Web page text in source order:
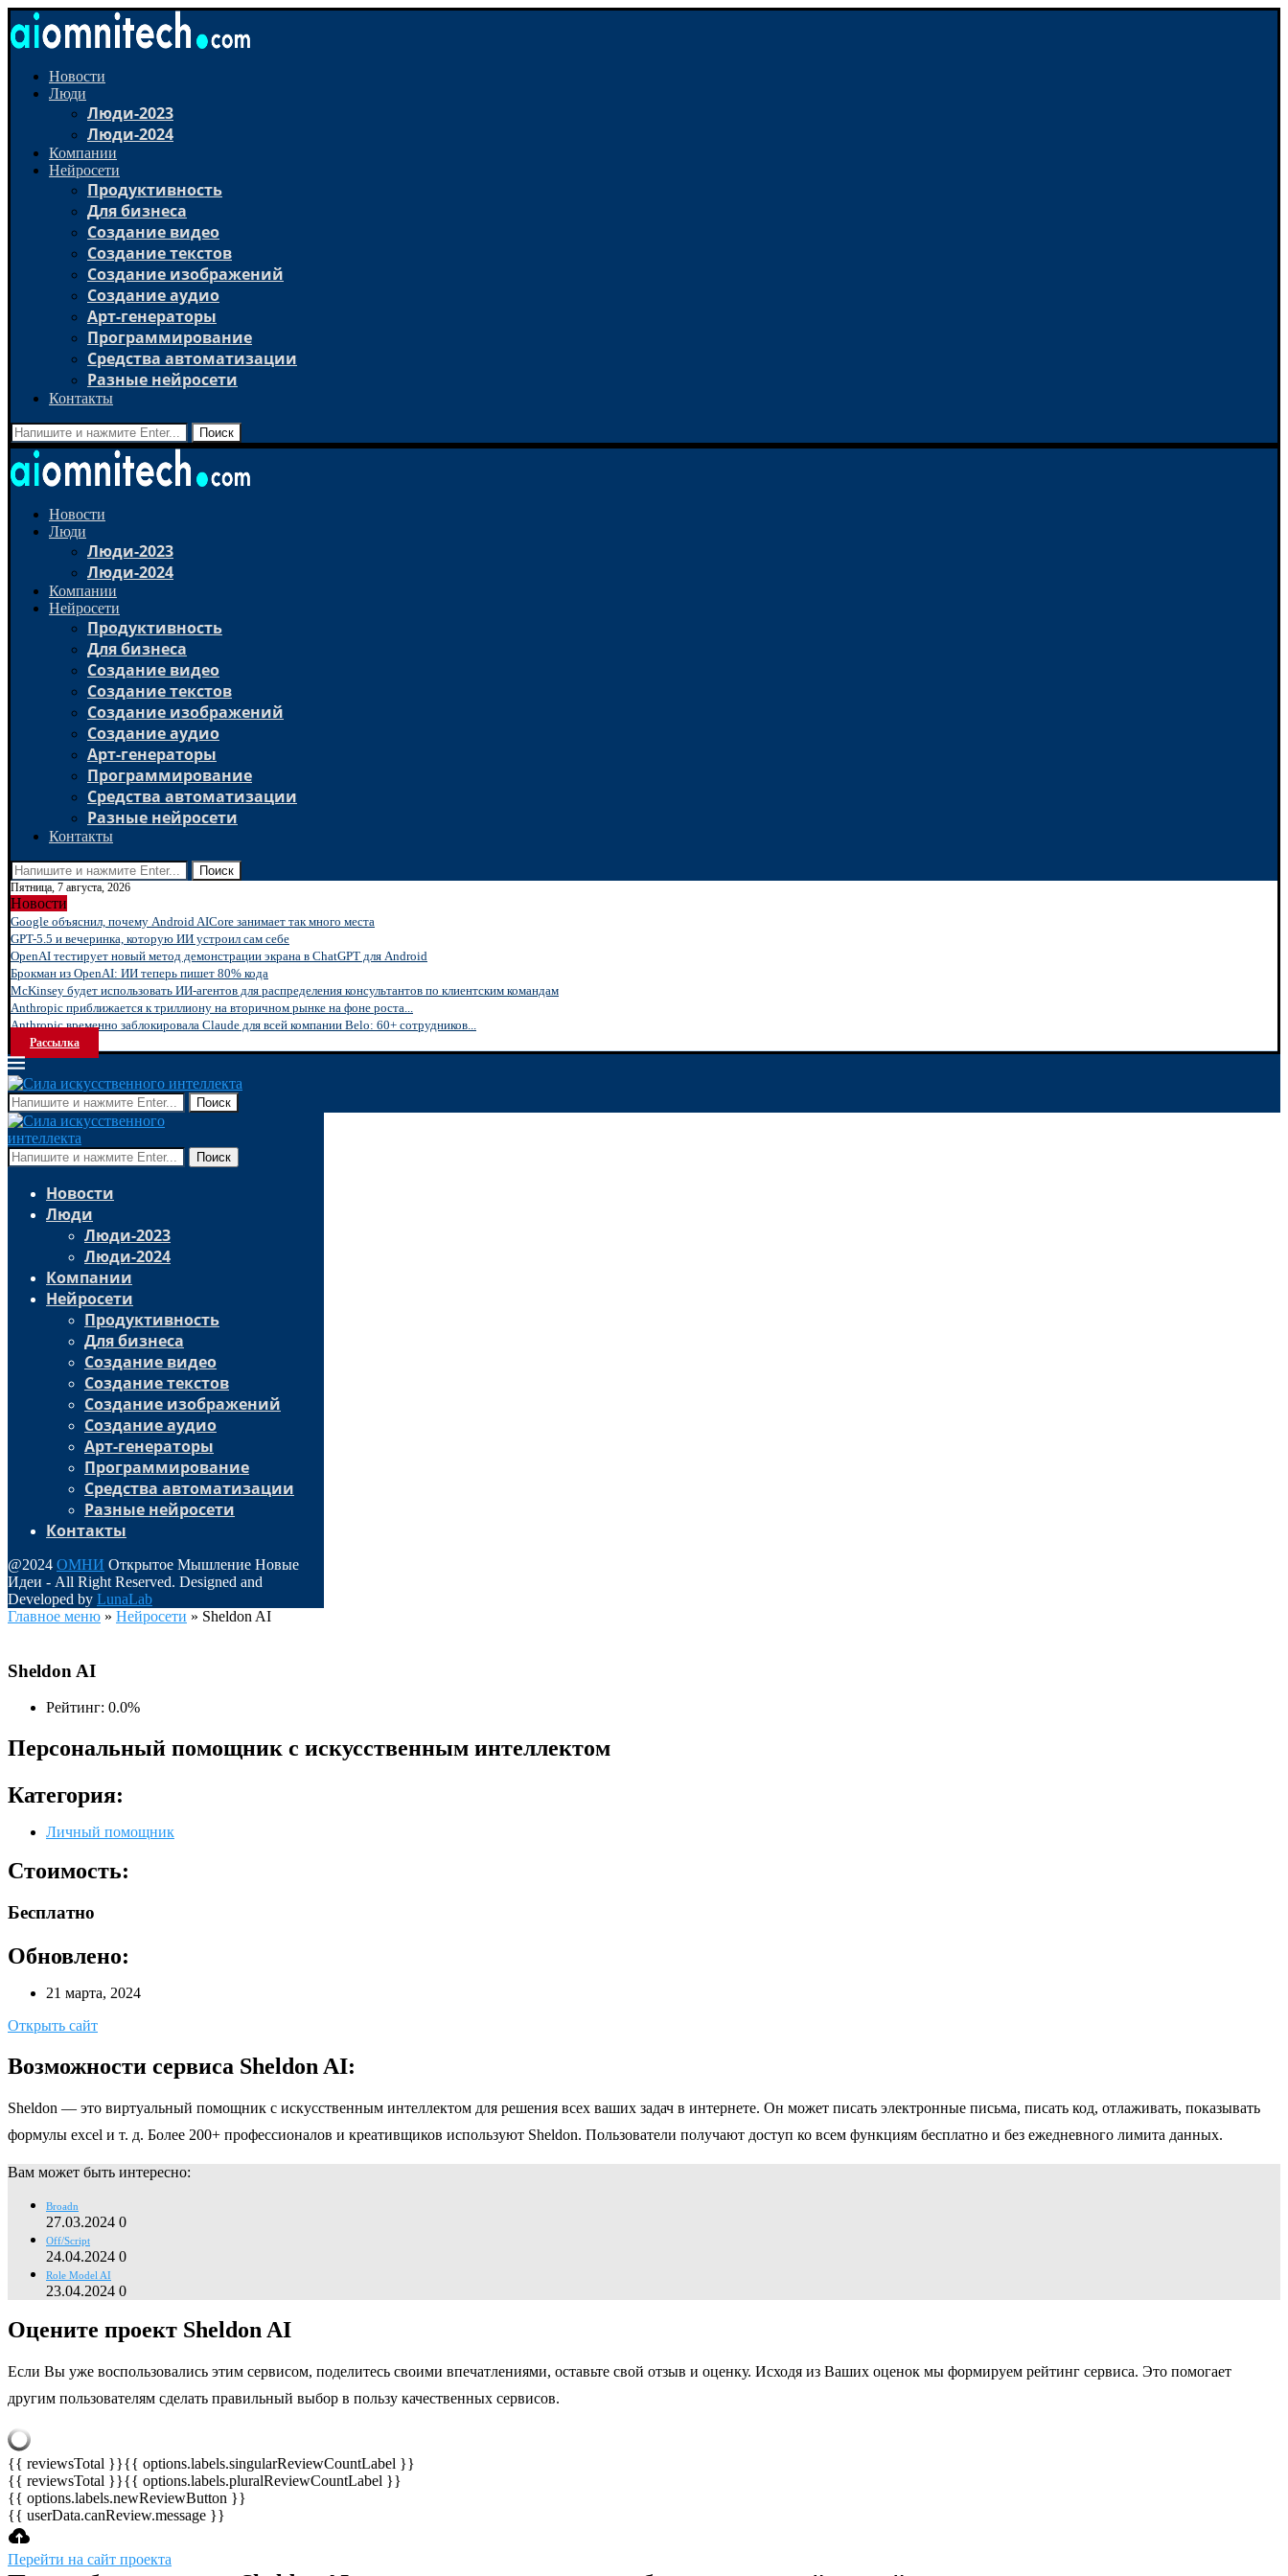
Новости
Люди
Люди-2023
Люди-2024
Компании
Нейросети
Продуктивность
Для бизнеса
Создание видео
Создание текстов
Создание изображений
Создание аудио
Арт-генераторы
Программирование
Средства автоматизации
Разные нейросети
Контакты
Поиск
Новости
Люди
Люди-2023
Люди-2024
Компании
Нейросети
Продуктивность
Для бизнеса
Создание видео
Создание текстов
Создание изображений
Создание аудио
Арт-генераторы
Программирование
Средства автоматизации
Разные нейросети
Контакты
Поиск
Пятница, 7 августа, 2026
Новости
Google объяснил, почему Android AICore занимает так много места
GPT-5.5 и вечеринка, которую ИИ устроил сам себе
OpenAI тестирует новый метод демонстрации экрана в ChatGPT для Android
Брокман из OpenAI: ИИ теперь пишет 80% кода
McKinsey будет использовать ИИ-агентов для распределения консультантов по клиентским командам
Anthropic приближается к триллиону на вторичном рынке на фоне роста...
Anthropic временно заблокировала Claude для всей компании Belo: 60+ сотрудников...
Рассылка
Поиск
Поиск
Новости
Люди
Люди-2023
Люди-2024
Компании
Нейросети
Продуктивность
Для бизнеса
Создание видео
Создание текстов
Создание изображений
Создание аудио
Арт-генераторы
Программирование
Средства автоматизации
Разные нейросети
Контакты
@2024 ОМНИ Открытое Мышление Новые
Идеи - All Right Reserved. Designed and
Developed by LunaLab
Главное меню » Нейросети » Sheldon AI
Sheldon AI
Рейтинг: 0.0%
Персональный помощник с искусственным интеллектом
Категория:
Личный помощник
Стоимость:
Бесплатно
Обновлено:
21 марта, 2024
Открыть сайт
Возможности сервиса Sheldon AI:
Sheldon — это виртуальный помощник с искусственным интеллектом для решения всех ваших задач в интернете. Он может писать электронные письма, писать код, отлаживать, показывать
формулы excel и т. д. Более 200+ профессионалов и креативщиков используют Sheldon. Пользователи получают доступ ко всем функциям бесплатно и без ежедневного лимита данных.
Вам может быть интересно:
Broadn
27.03.2024 0
Off/Script
24.04.2024 0
Role Model AI
23.04.2024 0
Оцените проект Sheldon AI
Если Вы уже воспользовались этим сервисом, поделитесь своими впечатлениями, оставьте свой отзыв и оценку. Исходя из Ваших оценок мы формируем рейтинг сервиса. Это помогает
другим пользователям сделать правильный выбор в пользу качественных сервисов.
{{ reviewsTotal }}{{ options.labels.singularReviewCountLabel }}
{{ reviewsTotal }}{{ options.labels.pluralReviewCountLabel }}
{{ options.labels.newReviewButton }}
{{ userData.canReview.message }}
Перейти на сайт проекта